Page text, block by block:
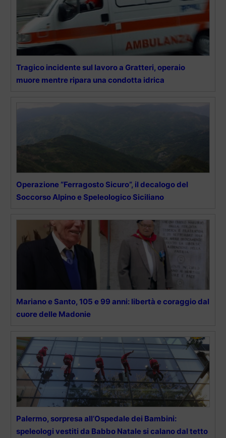
Tragico incidente sul lavoro a Gratteri, operaio
muore mentre ripara una condotta idrica
Operazione “Ferragosto Sicuro”, il decalogo del
Soccorso Alpino e Speleologico Siciliano
Mariano e Santo, 105 e 99 anni: libertà e coraggio dal
cuore delle Madonie
Palermo, sorpresa all’Ospedale dei Bambini:
speleologi vestiti da Babbo Natale si calano dal tetto